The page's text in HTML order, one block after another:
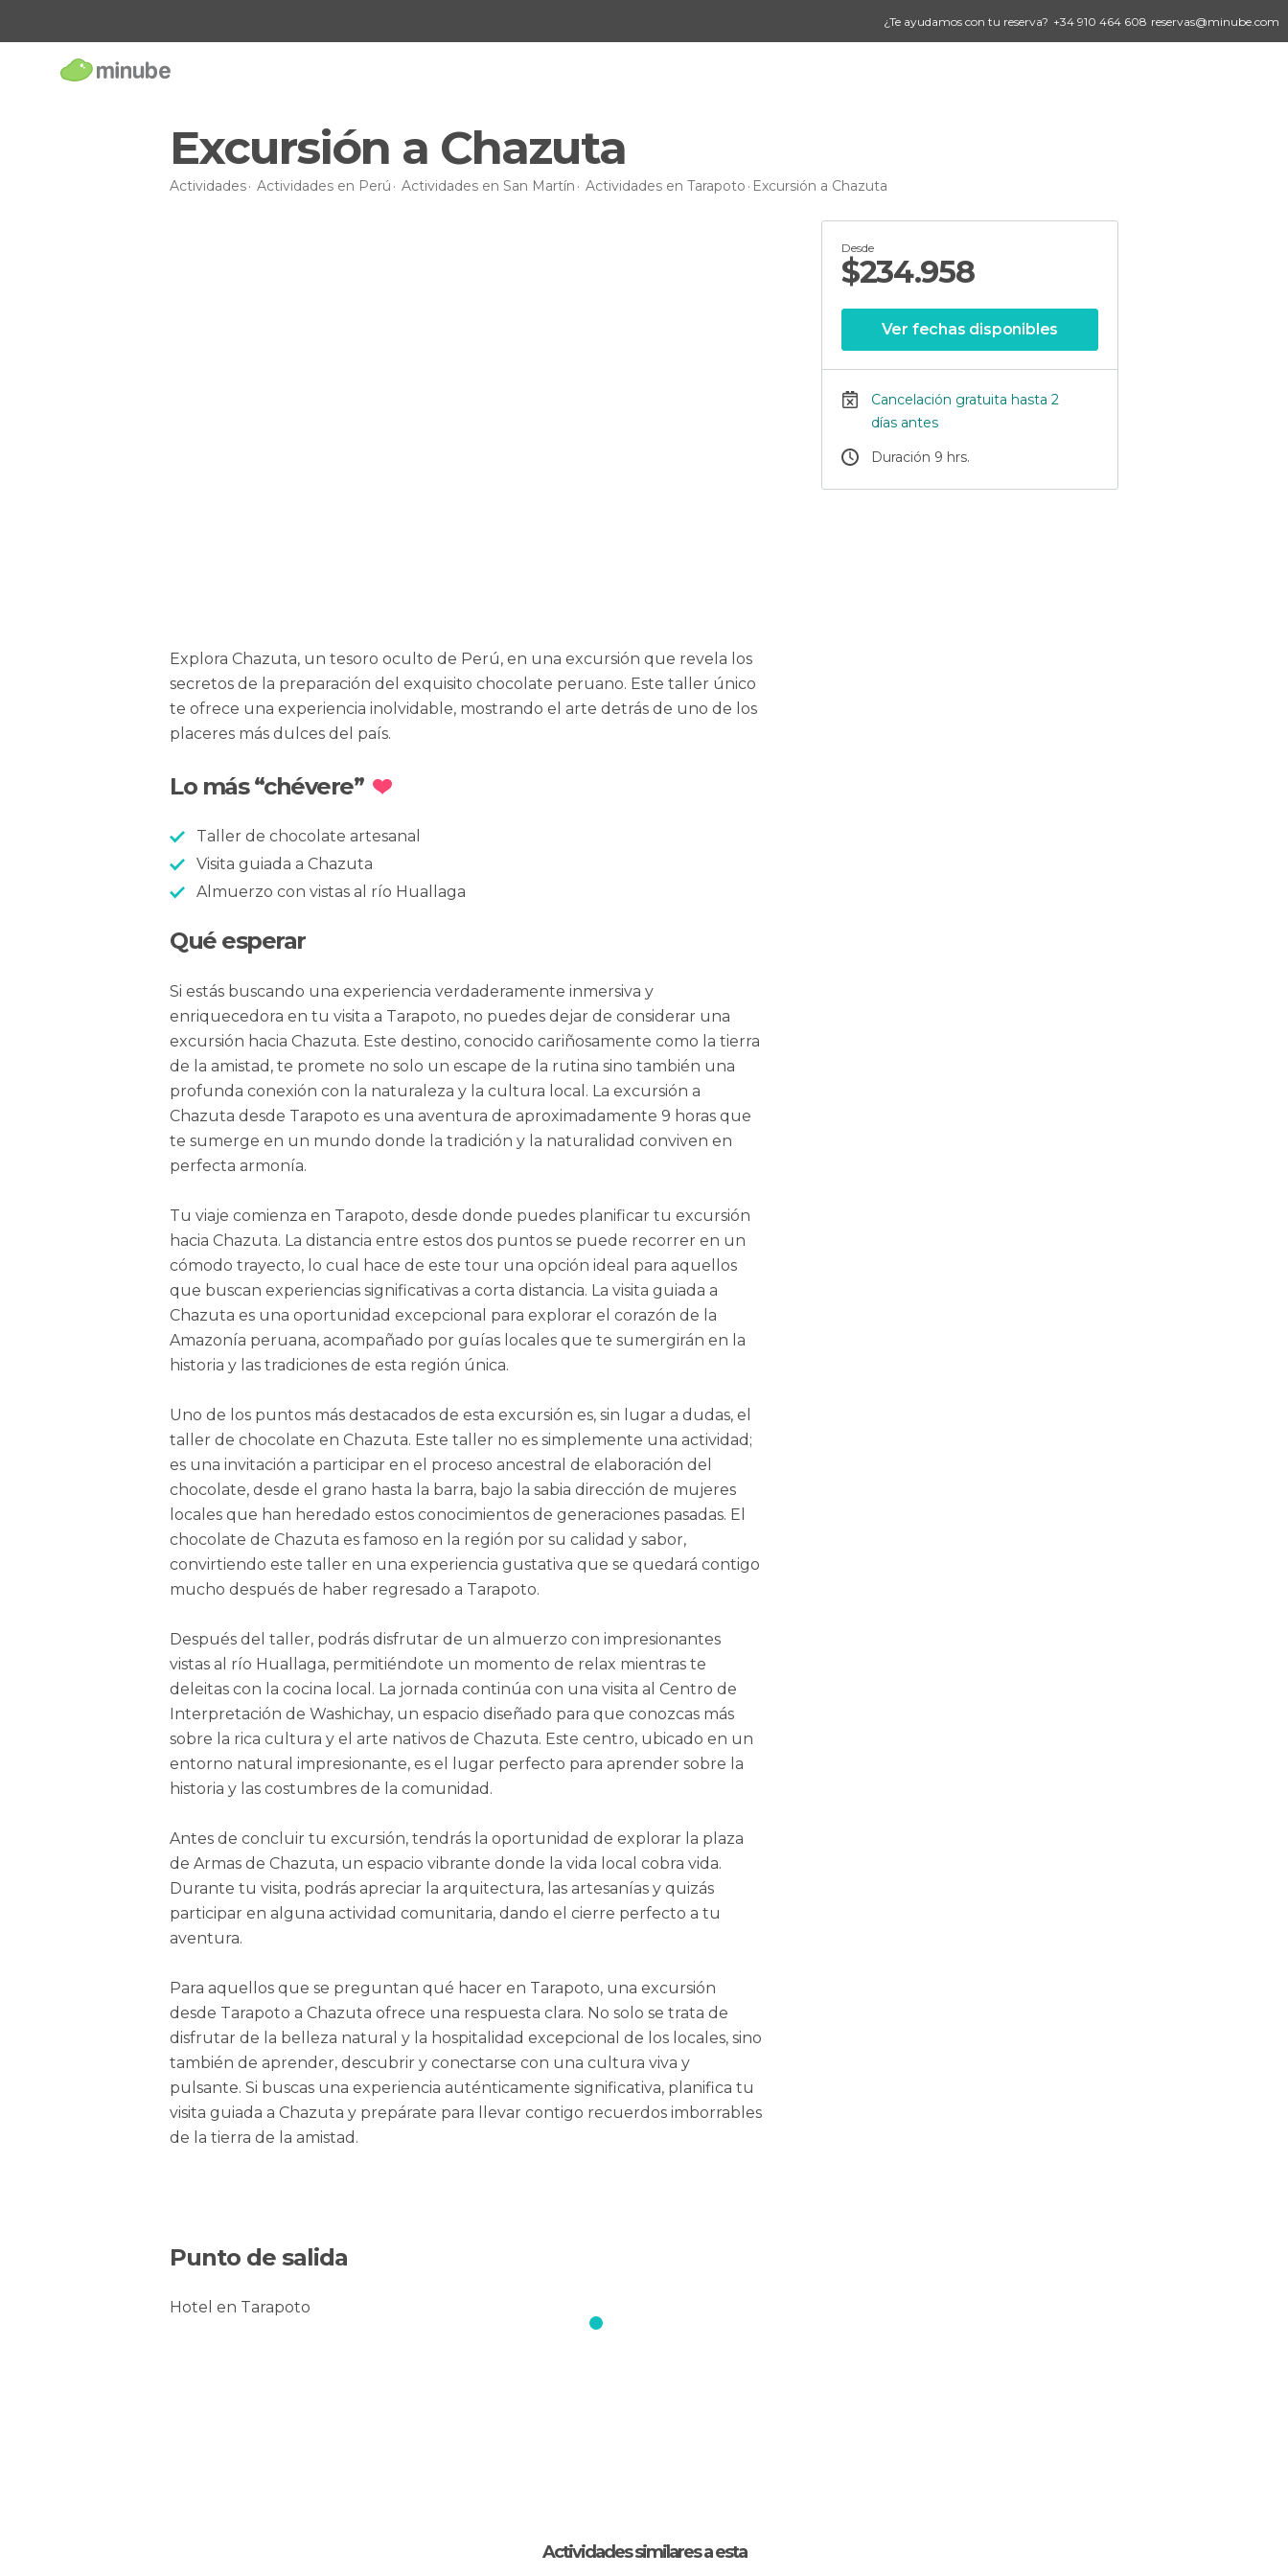
¿Te ayudamos con tu reserva? +34 910 464 608 reservas@minube.com
Excursión a Chazuta
Actividades Actividades en Perú Actividades en San Martín Actividades en Tarapoto Excursión a Chazuta
Desde
$234.958
Ver fechas disponibles
Cancelación gratuita hasta 2
días antes
Duración 9 hrs.
Explora Chazuta, un tesoro oculto de Perú, en una excursión que revela los
secretos de la preparación del exquisito chocolate peruano. Este taller único
te ofrece una experiencia inolvidable, mostrando el arte detrás de uno de los
placeres más dulces del país.
Lo más “chévere”
Taller de chocolate artesanal
Visita guiada a Chazuta
Almuerzo con vistas al río Huallaga
Qué esperar
Si estás buscando una experiencia verdaderamente inmersiva y
enriquecedora en tu visita a Tarapoto, no puedes dejar de considerar una
excursión hacia Chazuta. Este destino, conocido cariñosamente como la tierra
de la amistad, te promete no solo un escape de la rutina sino también una
profunda conexión con la naturaleza y la cultura local. La excursión a
Chazuta desde Tarapoto es una aventura de aproximadamente 9 horas que
te sumerge en un mundo donde la tradición y la naturalidad conviven en
perfecta armonía.
Tu viaje comienza en Tarapoto, desde donde puedes planificar tu excursión
hacia Chazuta. La distancia entre estos dos puntos se puede recorrer en un
cómodo trayecto, lo cual hace de este tour una opción ideal para aquellos
que buscan experiencias significativas a corta distancia. La visita guiada a
Chazuta es una oportunidad excepcional para explorar el corazón de la
Amazonía peruana, acompañado por guías locales que te sumergirán en la
historia y las tradiciones de esta región única.
Uno de los puntos más destacados de esta excursión es, sin lugar a dudas, el
taller de chocolate en Chazuta. Este taller no es simplemente una actividad;
es una invitación a participar en el proceso ancestral de elaboración del
chocolate, desde el grano hasta la barra, bajo la sabia dirección de mujeres
locales que han heredado estos conocimientos de generaciones pasadas. El
chocolate de Chazuta es famoso en la región por su calidad y sabor,
convirtiendo este taller en una experiencia gustativa que se quedará contigo
mucho después de haber regresado a Tarapoto.
Después del taller, podrás disfrutar de un almuerzo con impresionantes
vistas al río Huallaga, permitiéndote un momento de relax mientras te
deleitas con la cocina local. La jornada continúa con una visita al Centro de
Interpretación de Washichay, un espacio diseñado para que conozcas más
sobre la rica cultura y el arte nativos de Chazuta. Este centro, ubicado en un
entorno natural impresionante, es el lugar perfecto para aprender sobre la
historia y las costumbres de la comunidad.
Antes de concluir tu excursión, tendrás la oportunidad de explorar la plaza
de Armas de Chazuta, un espacio vibrante donde la vida local cobra vida.
Durante tu visita, podrás apreciar la arquitectura, las artesanías y quizás
participar en alguna actividad comunitaria, dando el cierre perfecto a tu
aventura.
Para aquellos que se preguntan qué hacer en Tarapoto, una excursión
desde Tarapoto a Chazuta ofrece una respuesta clara. No solo se trata de
disfrutar de la belleza natural y la hospitalidad excepcional de los locales, sino
también de aprender, descubrir y conectarse con una cultura viva y
pulsante. Si buscas una experiencia auténticamente significativa, planifica tu
visita guiada a Chazuta y prepárate para llevar contigo recuerdos imborrables
de la tierra de la amistad.
Punto de salida
Hotel en Tarapoto
Actividades similares a esta